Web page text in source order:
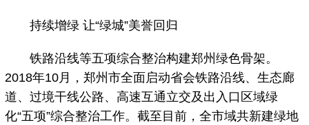
持续增绿 让“绿城”美誉回归
铁路沿线等五项综合整治构建郑州绿色骨架。
2018年10月，郑州市全面启动省会铁路沿线、生态廊
道、过境干线公路、高速互通立交及出入口区域绿
化“五项”综合整治工作。截至目前，全市域共新建绿地